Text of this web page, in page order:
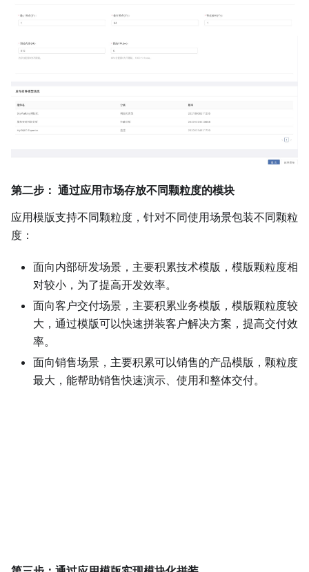
第二步： 通过应用市场存放不同颗粒度的模块
应用模版支持不同颗粒度，针对不同使用场景包装不同颗粒
度：
面向内部研发场景，主要积累技术模版，模版颗粒度相
对较小，为了提高开发效率。
面向客户交付场景，主要积累业务模版，模版颗粒度较
大，通过模版可以快速拼装客户解决方案，提高交付效
率。
面向销售场景，主要积累可以销售的产品模版，颗粒度
最大，能帮助销售快速演示、使用和整体交付。